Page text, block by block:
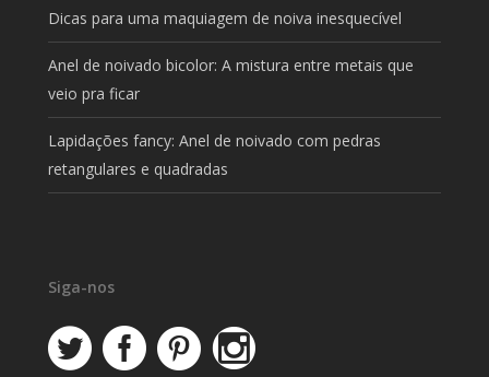
Dicas para uma maquiagem de noiva inesquecível
Anel de noivado bicolor: A mistura entre metais que
veio pra ficar
Lapidações fancy: Anel de noivado com pedras
retangulares e quadradas
Siga-nos